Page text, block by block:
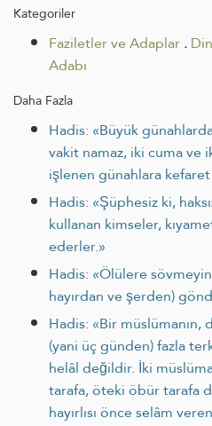
Kategoriler
Faziletler ve Adaplar.
Adabı
Daha Fazla
Hadis: «Büyük
vakit namaz, iki cuma ve
işlenen günahlara
Hadis: «Şüphesiz ki,
kullanan kimseler,
ederler.»
Hadis: «Ölülere
hayırdan ve şerden)
Hadis: «Bir
(yani üç günden) fazla
helâl değildir. İki
tarafa, öteki öbür tarafa
hayırlısı önce selâm